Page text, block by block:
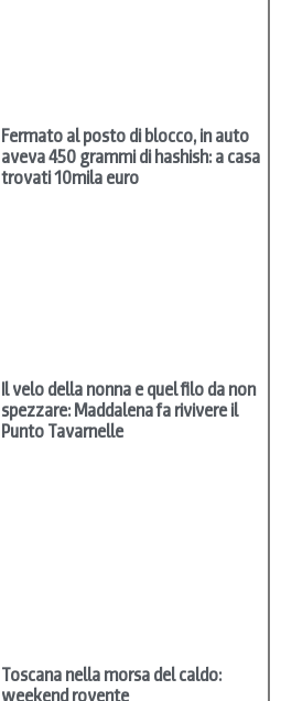
Fermato al posto di blocco, in auto
aveva 450 grammi di hashish: a casa
trovati 10mila euro
Il velo della nonna e quel filo da non
spezzare: Maddalena fa rivivere il
Punto Tavarnelle
Toscana nella morsa del caldo:
weekend rovente